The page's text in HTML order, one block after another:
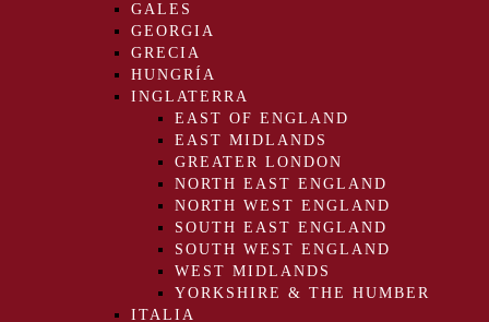
GALES
GEORGIA
GRECIA
HUNGRÍA
INGLATERRA
EAST OF ENGLAND
EAST MIDLANDS
GREATER LONDON
NORTH EAST ENGLAND
NORTH WEST ENGLAND
SOUTH EAST ENGLAND
SOUTH WEST ENGLAND
WEST MIDLANDS
YORKSHIRE & THE HUMBER
ITALIA